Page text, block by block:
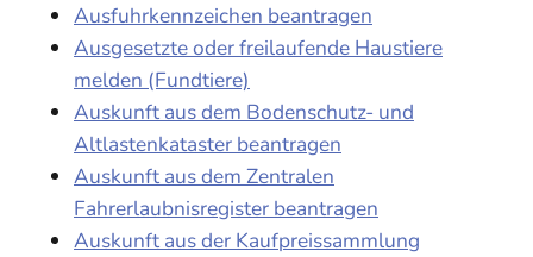
Ausfuhrkennzeichen beantragen
Ausgesetzte oder freilaufende Haustiere
melden (Fundtiere)
Auskunft aus dem Bodenschutz- und
Altlastenkataster beantragen
Auskunft aus dem Zentralen
Fahrerlaubnisregister beantragen
Auskunft aus der Kaufpreissammlung